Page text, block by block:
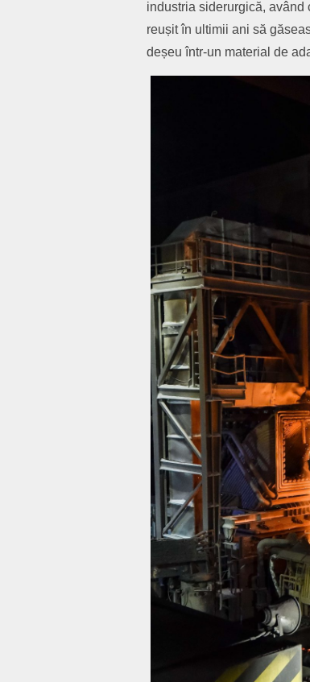
industria siderurgică,
reușit în ultimii ani să
deșeu într‑un material de